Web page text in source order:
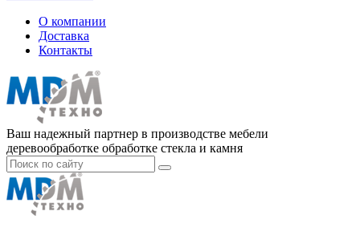
О компании
Доставка
Контакты
Ваш надежный партнер в производстве мебели
деревообработке обработке стекла и камня